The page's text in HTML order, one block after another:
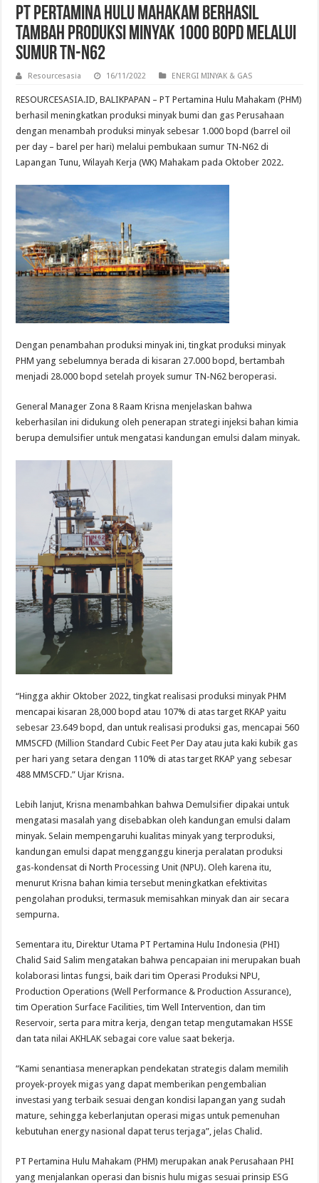
PT Pertamina Hulu Mahakam Berhasil
Tambah Produksi Minyak 1000 BOPD Melalui
Sumur TN-N62
Resourcesasia 16/11/2022 ENERGI MINYAK & GAS
RESOURCESASIA.ID, BALIKPAPAN – PT Pertamina Hulu Mahakam (PHM)
berhasil meningkatkan produksi minyak bumi dan gas Perusahaan
dengan menambah produksi minyak sebesar 1.000 bopd (barrel oil
per day – barel per hari) melalui pembukaan sumur TN-N62 di
Lapangan Tunu, Wilayah Kerja (WK) Mahakam pada Oktober 2022.
Dengan penambahan produksi minyak ini, tingkat produksi minyak
PHM yang sebelumnya berada di kisaran 27.000 bopd, bertambah
menjadi 28.000 bopd setelah proyek sumur TN-N62 beroperasi.
General Manager Zona 8 Raam Krisna menjelaskan bahwa
keberhasilan ini didukung oleh penerapan strategi injeksi bahan kimia
berupa demulsifier untuk mengatasi kandungan emulsi dalam minyak.
“Hingga akhir Oktober 2022, tingkat realisasi produksi minyak PHM
mencapai kisaran 28,000 bopd atau 107% di atas target RKAP yaitu
sebesar 23.649 bopd, dan untuk realisasi produksi gas, mencapai 560
MMSCFD (Million Standard Cubic Feet Per Day atau juta kaki kubik gas
per hari yang setara dengan 110% di atas target RKAP yang sebesar
488 MMSCFD.” Ujar Krisna.
Lebih lanjut, Krisna menambahkan bahwa Demulsifier dipakai untuk
mengatasi masalah yang disebabkan oleh kandungan emulsi dalam
minyak. Selain mempengaruhi kualitas minyak yang terproduksi,
kandungan emulsi dapat mengganggu kinerja peralatan produksi
gas-kondensat di North Processing Unit (NPU). Oleh karena itu,
menurut Krisna bahan kimia tersebut meningkatkan efektivitas
pengolahan produksi, termasuk memisahkan minyak dan air secara
sempurna.
Sementara itu, Direktur Utama PT Pertamina Hulu Indonesia (PHI)
Chalid Said Salim mengatakan bahwa pencapaian ini merupakan buah
kolaborasi lintas fungsi, baik dari tim Operasi Produksi NPU,
Production Operations (Well Performance & Production Assurance),
tim Operation Surface Facilities, tim Well Intervention, dan tim
Reservoir, serta para mitra kerja, dengan tetap mengutamakan HSSE
dan tata nilai AKHLAK sebagai core value saat bekerja.
“Kami senantiasa menerapkan pendekatan strategis dalam memilih
proyek-proyek migas yang dapat memberikan pengembalian
investasi yang terbaik sesuai dengan kondisi lapangan yang sudah
mature, sehingga keberlanjutan operasi migas untuk pemenuhan
kebutuhan energy nasional dapat terus terjaga”, jelas Chalid.
PT Pertamina Hulu Mahakam (PHM) merupakan anak Perusahaan PHI
yang menjalankan operasi dan bisnis hulu migas sesuai prinsip ESG